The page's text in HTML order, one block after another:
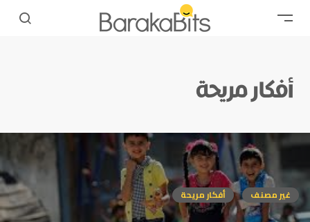
أفكار مريحة
غير مصنف أفكار مريحة